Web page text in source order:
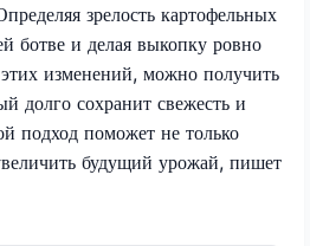
зрелость картофельных
ботве и делая выкопку ровно
изменений, можно получить
долго сохранит свежесть и
подход поможет не только
будущий урожай, пишет